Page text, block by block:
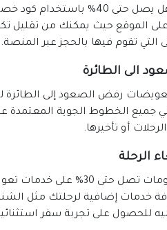
ابدأ رحلتك الأولى مع كومبينز إير واستفد من عرض مذهل يصل
الموقع حيث يمكنك من تقليل
التي تقوم فيها بالحجز عبر المنصة.
الى الطائرة
رفض الصعود إلى الطائرة
جميع الخطوط الجوية المعتمدة
أو تأخيرها.
التي تقدم خصومات تصل حتى 30%
خدمات إضافية لرحلتك مثل
للحصول على تجربة سفر